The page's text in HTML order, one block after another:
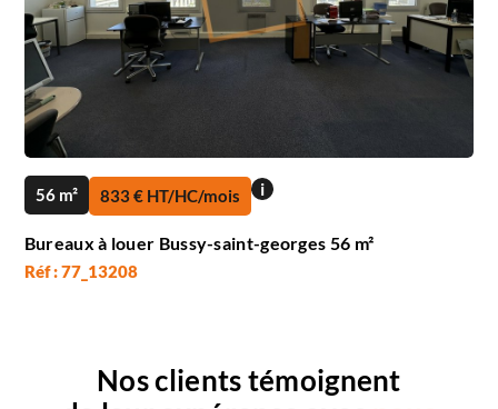
56 m² 833 € HT/HC/mois i
Bureaux à louer Bussy-saint-georges 56 m²
Réf : 77_13208
Nos clients témoignent